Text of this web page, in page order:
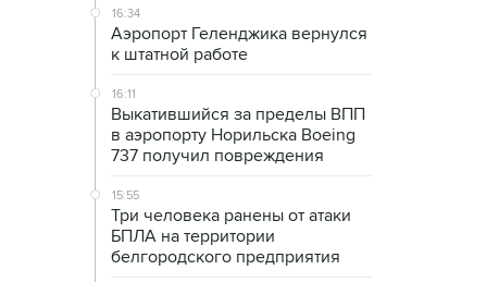
16:34
Аэропорт Геленджика вернулся
к штатной работе
16:11
Выкатившийся за пределы ВПП
в аэропорту Норильска Boeing
737 получил повреждения
15:55
Три человека ранены от атаки
БПЛА на территории
белгородского предприятия